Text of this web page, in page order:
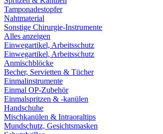
Tamponadestopfer
Nahtmaterial
Sonstige Chirurgie-Instrumente
Alles anzeigen
Einwegartikel, Arbeitsschutz
Einwegartikel, Arbeitsschutz
Anmischblöcke
Becher, Servietten & Tücher
Einmalinstrumente
Einmal OP-Zubehör
Einmalspritzen & -kanülen
Handschuhe
Mischkanülen & Intraoraltips
Mundschutz, Gesichtsmasken